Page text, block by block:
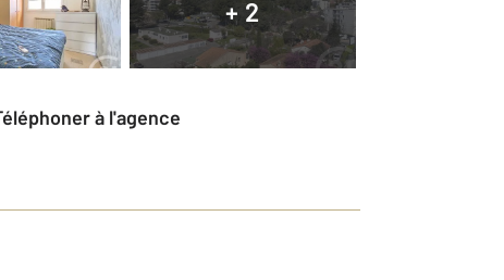
+ 2
Téléphoner à l'agence